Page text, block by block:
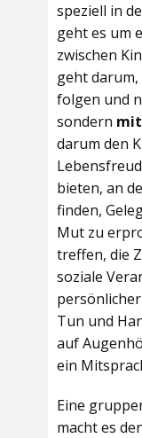
speziell in
geht es um
zwischen
geht
folgen und
sondern mit
darum den
bieten, an
finden,
Mut zu
treffen, die
soziale
Tun und
auf
ein
Eine
macht es